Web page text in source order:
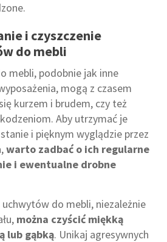
i czyszczenie
do mebli
mebli, podobnie jak inne
mogą z czasem
kurzem i brudem, czy też
Aby utrzymać je
i pięknym wyglądzie przez
warto zadbać o ich regularne
i ewentualne drobne
uchwytów do mebli, niezależnie
można czyścić miękką
lub gąbką. Unikaj agresywnych